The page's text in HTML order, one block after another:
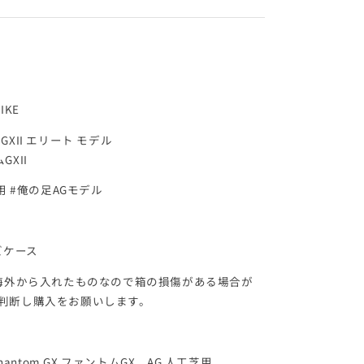
エリート モデル
#俺の足AGモデル
ース
から入れたものなので箱の損傷がある場合が
断し購入をお願いします。